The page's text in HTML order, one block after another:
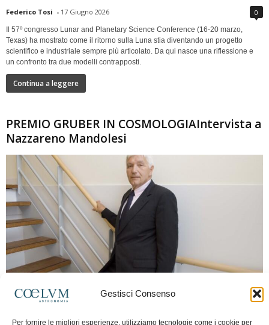
Gestisci Consenso
Per fornire le migliori esperienze, utilizziamo tecnologie come i cookie per
Federico Tosi - 17 Giugno 2026 0
Il 57º congresso Lunar and Planetary Science Conference (16-20 marzo,
Texas) ha mostrato come il ritorno sulla Luna stia diventando un progetto
scientifico e industriale sempre più articolato. Da qui nasce una riflessione e
un confronto tra due modelli contrapposti.
Continua a leggere
PREMIO GRUBER IN COSMOLOGIAIntervista a
Nazzareno Mandolesi
280
Frida Paolella
Intervista al professor Nazzareno Mandolesi, tra i protagonisti della cosmologia